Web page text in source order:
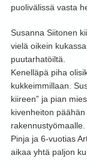
puolivälissä vasta
Susanna Siitonen
vielä oikein
puutarhatöiltä.
Kenelläpä piha
kukkeimmillaan.
kiireen” ja pian
kivenheiton
Pinja ja 6-vuotias
aikaa yhtä paljon